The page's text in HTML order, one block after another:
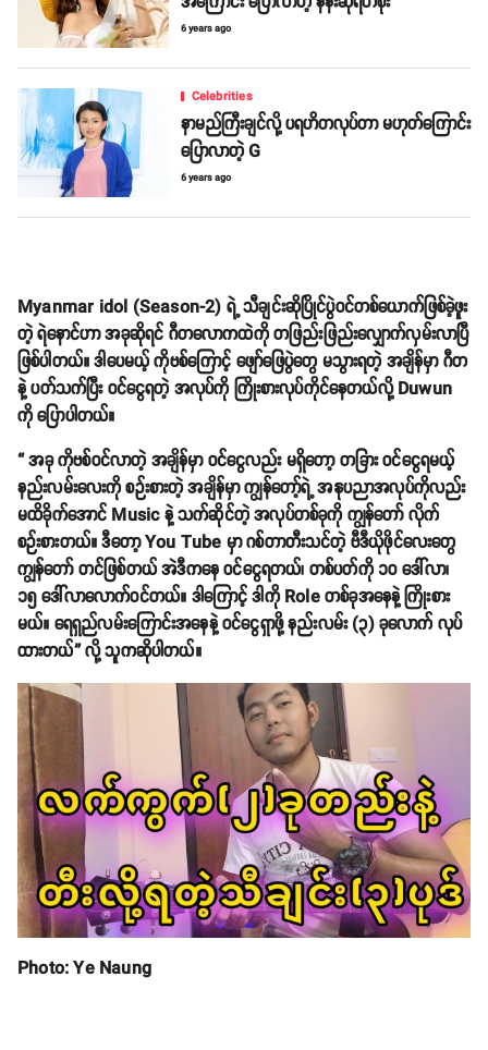
6 years ago
Celebrities
နာမည်ကြီးချင်လို့ ပရဟိတလုပ်တာ မဟုတ်ကြောင်း
ပြောလာတဲ့ G
6 years ago
Myanmar idol (Season-2) ရဲ့ သီချင်းဆိုပြိုင်ပွဲဝင်တစ်ယောက်ဖြစ်ခဲ့ဖူး
တဲ့ ရဲနောင်ဟာ အခုဆိုရင် ဂီတလောကထဲကို တဖြည်းဖြည်းလျှောက်လှမ်းလာပြီ
ဖြစ်ပါတယ်။ ဒါပေမယ့် ကိုဗစ်ကြောင့် ဖျော်ဖြေပွဲတွေ မသွားရတဲ့ အချိန်မှာ ဂီတ
နဲ့ ပတ်သက်ပြီး ဝင်ငွေရတဲ့ အလုပ်ကို ကြိုးစားလုပ်ကိုင်နေတယ်လို့ Duwun
ကို ပြောပါတယ်။
“ အခု ကိုဗစ်ဝင်လာတဲ့ အချိန်မှာ ဝင်ငွေလည်း မရှိတော့ တခြား ဝင်ငွေရမယ့်
နည်းလမ်းလေးကို စဉ်းစားတဲ့ အချိန်မှာ ကျွန်တော့်ရဲ့ အနုပညာအလုပ်ကိုလည်း
မထိခိုက်အောင် Music နဲ့ သက်ဆိုင်တဲ့ အလုပ်တစ်ခုကို ကျွန်တော် လိုက်
စဉ်းစားတယ်။ ဒီတော့ You Tube မှာ ဂစ်တာတီးသင်တဲ့ ဗီဒီယိုဖိုင်လေးတွေ
ကျွန်တော် တင်ဖြစ်တယ် အဲဒီကနေ ဝင်ငွေရတယ်၊ တစ်ပတ်ကို ၁၀ ဒေါ်လာ၊
၁၅ ဒေါ်လာလောက်ဝင်တယ်။ ဒါကြောင့် ဒါကို Role တစ်ခုအနေနဲ့ ကြိုးစား
မယ်။ ရေရှည်လမ်းကြောင်းအနေနဲ့ ဝင်ငွေရှာဖို့ နည်းလမ်း (၃) ခုလောက် လုပ်
ထားတယ်” လို့ သူကဆိုပါတယ်။
Photo: Ye Naung